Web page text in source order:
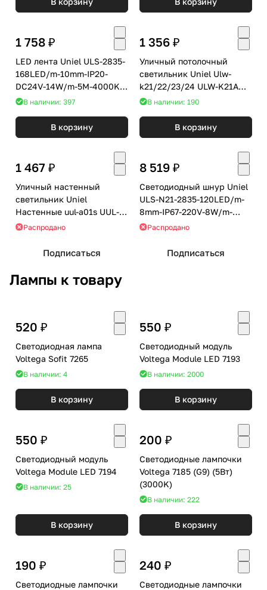
1 758 ₽
LED лента Uniel ULS-2835-
168LED/m-10mm-IP20-
DC24V-14W/m-5M-4000K
катушка в герметичной
В наличии: 397
В корзину
1 356 ₽
Уличный потолочный
светильник Uniel Ulw-
k21/22/23/24 ULW-K21A
8W/6000K IP54 WHITE
В наличии: 190
В корзину
1 467 ₽
Уличный настенный
светильник Uniel
Настенные uul-a01s UUL-
S92A 2х50W/GX53 IP65
Распродано
Подписаться
8 519 ₽
Светодиодный шнур Uniel
ULS-N21-2835-120LED/m-
8mm-IP67-220V-8W/m-
50M-YELLOW бобина
Распродано
Подписаться
Лампы к товару
520 ₽
Светодиодная лампа
Voltega Sofit 7265
В наличии: 4
В корзину
550 ₽
Светодиодный модуль
Voltega Module LED 7193
В наличии: 2000
В корзину
550 ₽
Светодиодный модуль
Voltega Module LED 7194
В наличии: 25
В корзину
200 ₽
Светодиодные лампочки
Voltega 7185 (G9) (5Вт)
(3000K)
В наличии: 222
В корзину
190 ₽
Светодиодные лампочки
240 ₽
Светодиодные лампочки